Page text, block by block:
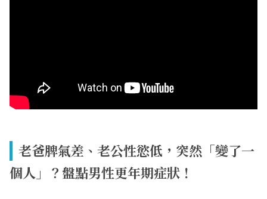
老爸脾氣差、老公性慾低，突然「變了一
個人」？盤點男性更年期症狀！